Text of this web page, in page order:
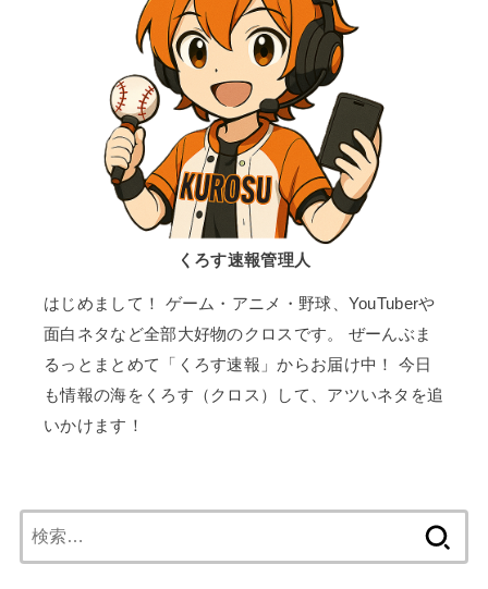
くろす速報管理人
はじめまして！ ゲーム・アニメ・野球、YouTuberや
面白ネタなど全部大好物のクロスです。 ぜーんぶま
るっとまとめて「くろす速報」からお届け中！ 今日
も情報の海をくろす（クロス）して、アツいネタを追
いかけます！
索: